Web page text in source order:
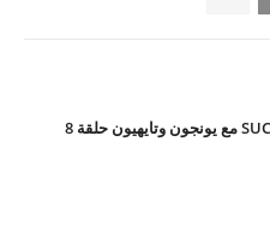
برنامج شوقا SUCHWITA مع يونجون وتايهيون حلقة 8